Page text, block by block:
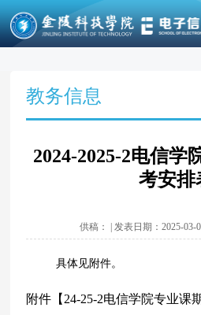
教务信息
2024-2025-2电信学
考安排
供稿： | 发表日期：2025-03-
具体见附件。
附件【 24-25-2电信学院专业课